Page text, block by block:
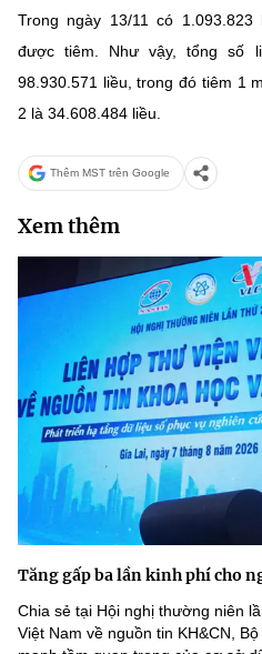
Trong ngày 13/11 có 1.093.823
được tiêm. Như vậy, tổng số
98.930.571 liều, trong đó tiêm 1
2 là 34.608.484 liều.
Thêm MST trên Google
Xem thêm
Tăng gấp ba lần kinh phí cho
Chia sẻ tại Hội nghị thường niên
Việt Nam về nguồn tin KH&CN,